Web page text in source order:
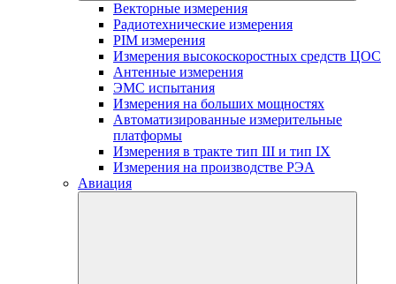
Векторные измерения
Радиотехнические измерения
PIM измерения
Измерения высокоскоростных средств ЦОС
Антенные измерения
ЭМС испытания
Измерения на больших мощностях
Автоматизированные измерительные
платформы
Измерения в тракте тип III и тип IX
Измерения на производстве РЭА
Авиация